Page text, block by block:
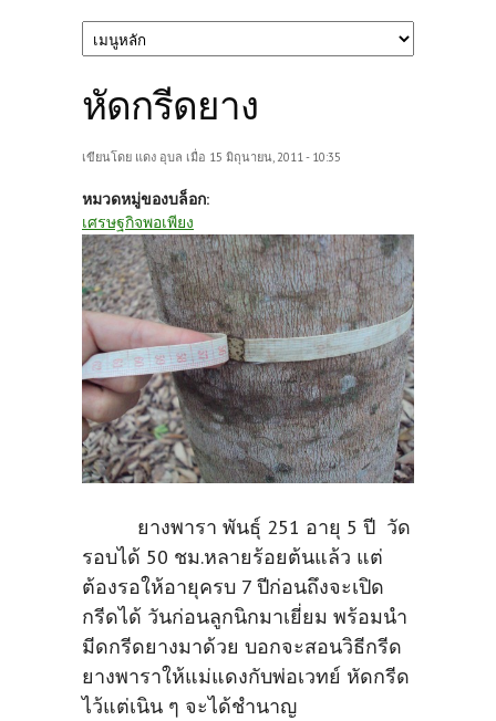
หัดกรีดยาง
เขียนโดย แดง อุบล เมื่อ 15 มิถุนายน, 2011 - 10:35
หมวดหมู่ของบล็อก:
เศรษฐกิจพอเพียง
ยางพารา พันธุ์ 251 อายุ 5 ปี วัด
รอบได้ 50 ชม.หลายร้อยต้นแล้ว แต่
ต้องรอให้อายุครบ 7 ปีก่อนถึงจะเปิด
กรีดได้ วันก่อนลูกนิกมาเยี่ยม พร้อมนำ
มีดกรีดยางมาด้วย บอกจะสอนวิธีกรีด
ยางพาราให้แม่แดงกับพ่อเวทย์ หัดกรีด
ไว้แต่เนิน ๆ จะได้ชำนาญ